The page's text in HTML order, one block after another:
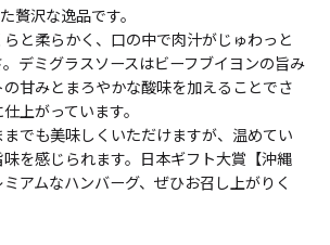
贅沢な逸品です。
と柔らかく、口の中で肉汁がじゅわっと
デミグラスソースはビーフブイヨンの旨み
甘みとまろやかな酸味を加えることでさ
上がっています。
でも美味しくいただけますが、温めてい
を感じられます。日本ギフト大賞【沖縄
アムなハンバーグ、ぜひお召し上がりく